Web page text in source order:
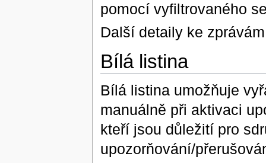
pomocí vyfiltrovaného
Další detaily ke
Bílá listina
Bílá listina umožňuje
manuálně při aktivaci
kteří jsou důležití pro
upozorňování/